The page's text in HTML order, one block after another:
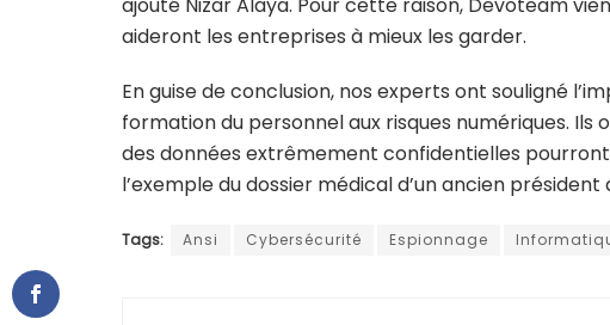
aideront les entreprises à mieux les garder.
En guise de conclusion, nos experts ont souligné
formation du personnel aux risques numériques. Ils
des données extrêmement confidentielles
l’exemple du dossier médical d’un ancien
Tags: Ansi Cybersécurité Espionnage